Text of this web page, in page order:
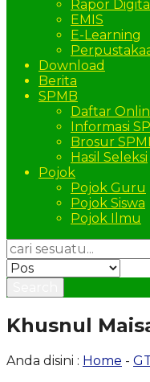
Rapor
EMIS
E-Learning
Download
Berita
SPMB
Daftar
Informasi
Brosur
Hasil Seleksi
Pojok
Pojok Guru
Pojok Siswa
Pojok Ilmu
Khusnul
Anda disini : Home -